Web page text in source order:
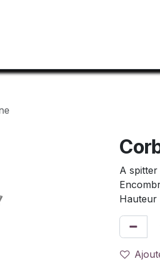
A
Hauteur